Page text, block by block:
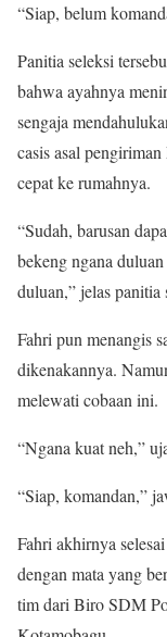
“Siap, belum
Panitia seleksi
bahwa ayahnya
sengaja
casis asal
cepat ke rumahnya.
“Sudah, barusan
bekeng ngana
duluan,” jelas panitia
Fahri pun menangis
dikenakannya.
melewati cobaan ini.
“Ngana kuat neh,”
“Siap, komandan,”
Fahri akhirnya
dengan mata yang
tim dari Biro SDM